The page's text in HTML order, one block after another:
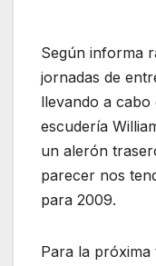
Según informa
jornadas de
llevando a
escudería
un alerón
parecer nos
para 2009.
Para la próxima